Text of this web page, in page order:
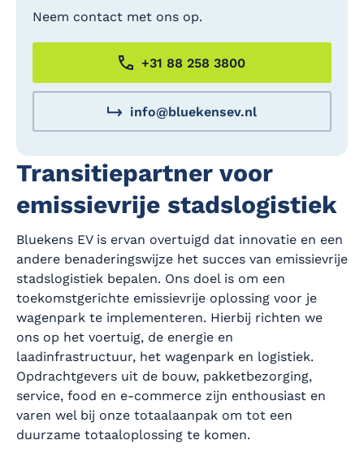
Transitiepartner voor
emissievrije stadslogistiek
Bluekens EV is ervan overtuigd dat innovatie en een
andere benaderingswijze het succes van emissievrije
stadslogistiek bepalen. Ons doel is om een
toekomstgerichte emissievrije oplossing voor je
wagenpark te implementeren. Hierbij richten we
ons op het voertuig, de energie en
laadinfrastructuur, het wagenpark en logistiek.
Opdrachtgevers uit de bouw, pakketbezorging,
service, food en e-commerce zijn enthousiast en
varen wel bij onze totaalaanpak om tot een
duurzame totaaloplossing te komen.
Neem contact met ons op.
+31 88 258 3800
info@bluekensev.nl